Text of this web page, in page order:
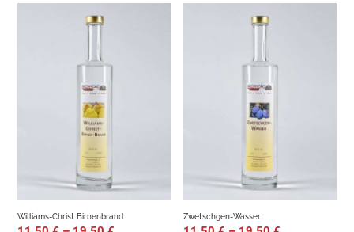
Williams-Christ Birnenbrand Zwetschgen-Wasser